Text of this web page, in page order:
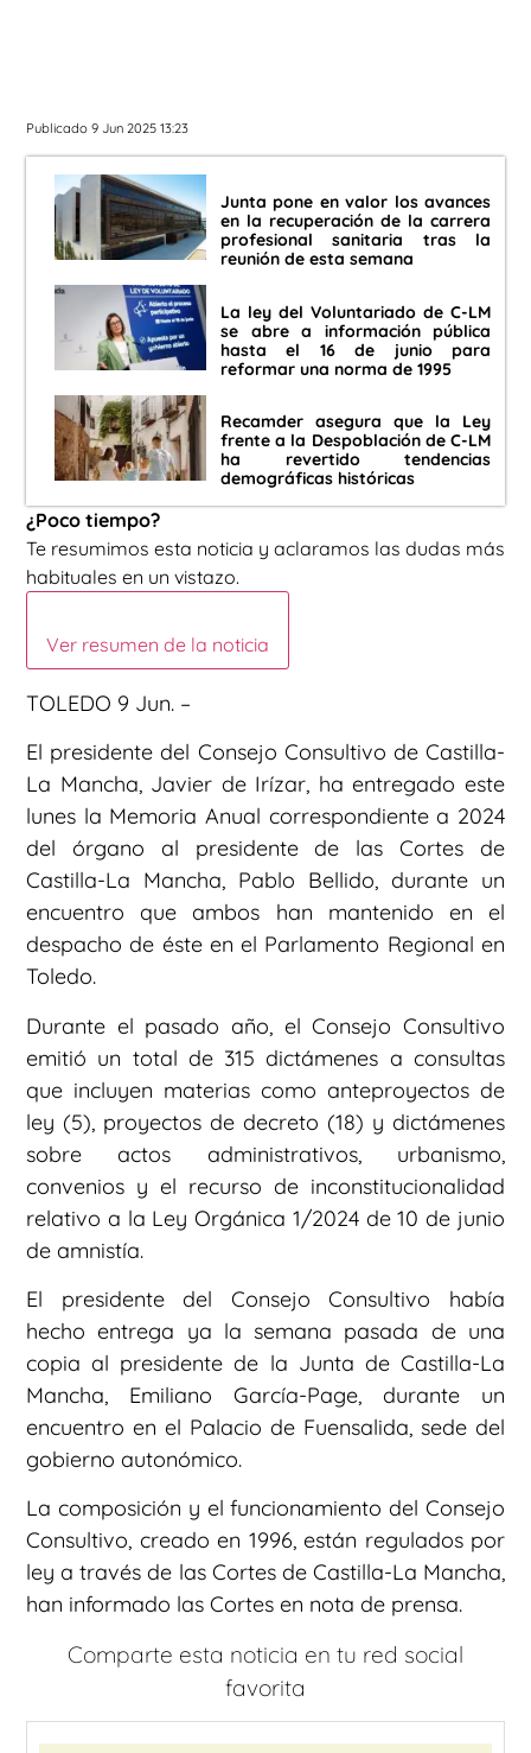
Publicado 9 Jun 2025 13:23
Junta pone en valor los avances
en la recuperación de la carrera
profesional sanitaria tras la
reunión de esta semana
La ley del Voluntariado de C-LM
se abre a información pública
hasta el 16 de junio para
reformar una norma de 1995
Recamder asegura que la Ley
frente a la Despoblación de C-LM
ha revertido tendencias
demográficas históricas
¿Poco tiempo?
Te resumimos esta noticia y aclaramos las dudas más
habituales en un vistazo.
Ver resumen de la noticia
TOLEDO 9 Jun. –
El presidente del Consejo Consultivo de Castilla-
La Mancha, Javier de Irízar, ha entregado este
lunes la Memoria Anual correspondiente a 2024
del órgano al presidente de las Cortes de
Castilla-La Mancha, Pablo Bellido, durante un
encuentro que ambos han mantenido en el
despacho de éste en el Parlamento Regional en
Toledo.
Durante el pasado año, el Consejo Consultivo
emitió un total de 315 dictámenes a consultas
que incluyen materias como anteproyectos de
ley (5), proyectos de decreto (18) y dictámenes
sobre actos administrativos, urbanismo,
convenios y el recurso de inconstitucionalidad
relativo a la Ley Orgánica 1/2024 de 10 de junio
de amnistía.
El presidente del Consejo Consultivo había
hecho entrega ya la semana pasada de una
copia al presidente de la Junta de Castilla-La
Mancha, Emiliano García-Page, durante un
encuentro en el Palacio de Fuensalida, sede del
gobierno autonómico.
La composición y el funcionamiento del Consejo
Consultivo, creado en 1996, están regulados por
ley a través de las Cortes de Castilla-La Mancha,
han informado las Cortes en nota de prensa.
Comparte esta noticia en tu red social
favorita